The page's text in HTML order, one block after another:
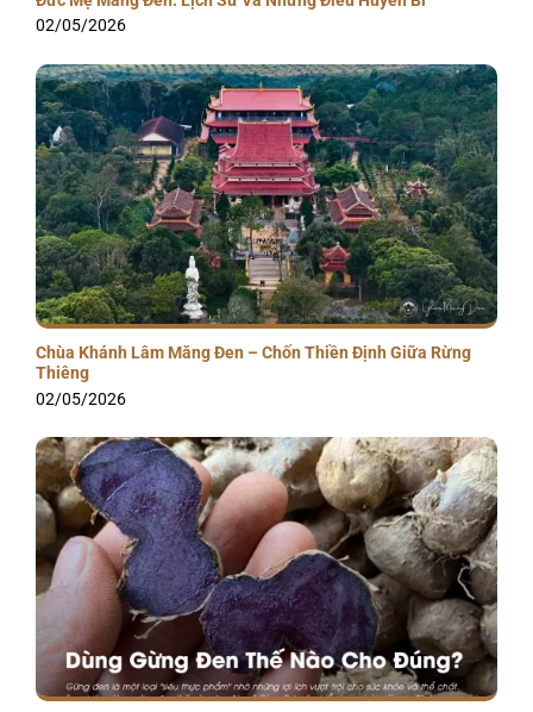
02/05/2026
Chùa Khánh Lâm Măng Đen – Chốn Thiền Định Giữa Rừng
Thiêng
02/05/2026